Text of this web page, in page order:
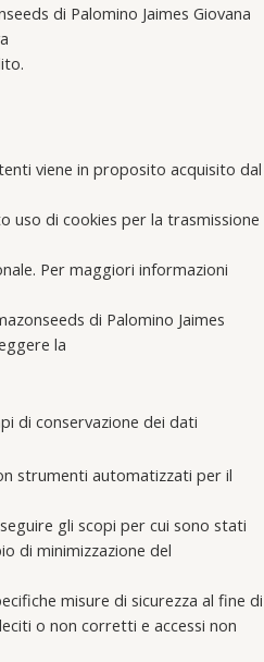
di Palomino Jaimes Giovana
viene in proposito acquisito dal
uso di cookies per la trasmissione
Per maggiori informazioni
di Palomino Jaimes
la
di conservazione dei dati
strumenti automatizzati per il
gli scopi per cui sono stati
di minimizzazione del
misure di sicurezza al fine di
o non corretti e accessi non